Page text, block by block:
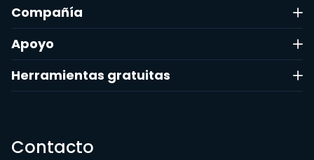
Compañía
Apoyo
Herramientas gratuitas
Contacto